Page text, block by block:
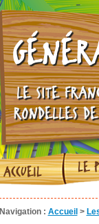
LE SITE
RONDELLES
ACCUEIL LE
Navigation : Accueil >